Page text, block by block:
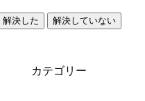
解決した 解決していない
カテゴリー